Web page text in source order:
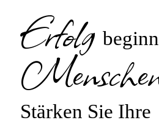
Erfolg
Stärken Sie Ihre